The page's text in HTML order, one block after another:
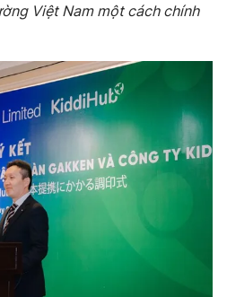
Việt Nam một cách chính